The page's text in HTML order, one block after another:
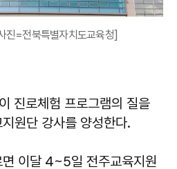
진=전북특별자치도교육청]
진로체험 프로그램의 질을
지원단 강사를 양성한다.
이달 4~5일 전주교육지원